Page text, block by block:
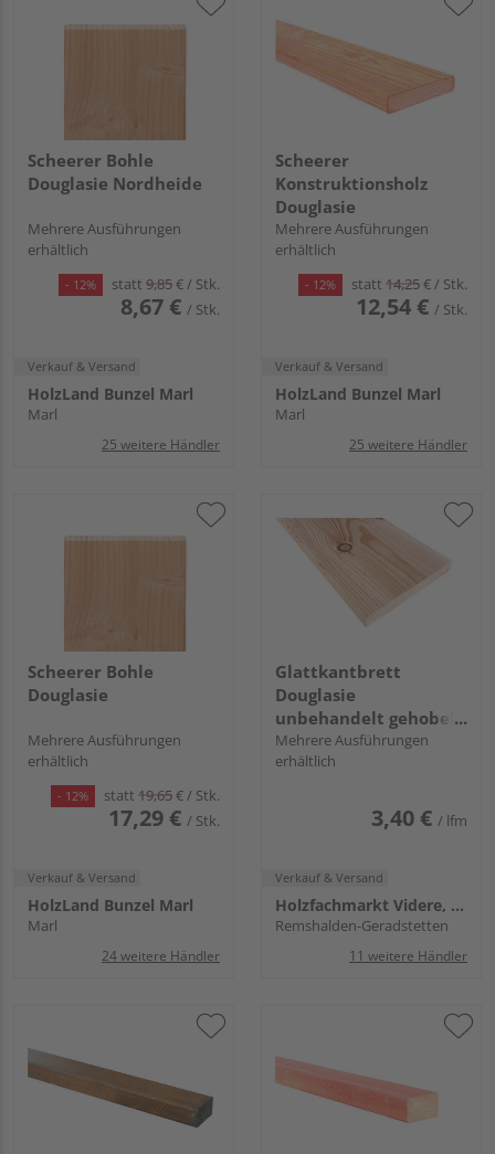
Scheerer Bohle
Douglasie Nordheide
Mehrere Ausführungen
erhältlich
- 12% statt 9,85€/ Stk.
8,67 € / Stk.
Verkauf & Versand
HolzLand Bunzel Marl
Marl
25 weitere Händler
Scheerer
Konstruktionsholz
Douglasie
Mehrere Ausführungen
erhältlich
- 12% statt 14,25€/ Stk.
12,54 € / Stk.
Verkauf & Versand
HolzLand Bunzel Marl
Marl
25 weitere Händler
Scheerer Bohle
Douglasie
Mehrere Ausführungen
erhältlich
- 12% statt 19,65€/ Stk.
17,29 € / Stk.
Verkauf & Versand
HolzLand Bunzel Marl
Marl
24 weitere Händler
Glattkantbrett
Douglasie
unbehandelt gehobelt
hobelfallend
Mehrere Ausführungen
erhältlich
3,40 € / lfm
Verkauf & Versand
Holzfachmarkt Videre, Remshalden
Remshalden-Geradstetten
11 weitere Händler